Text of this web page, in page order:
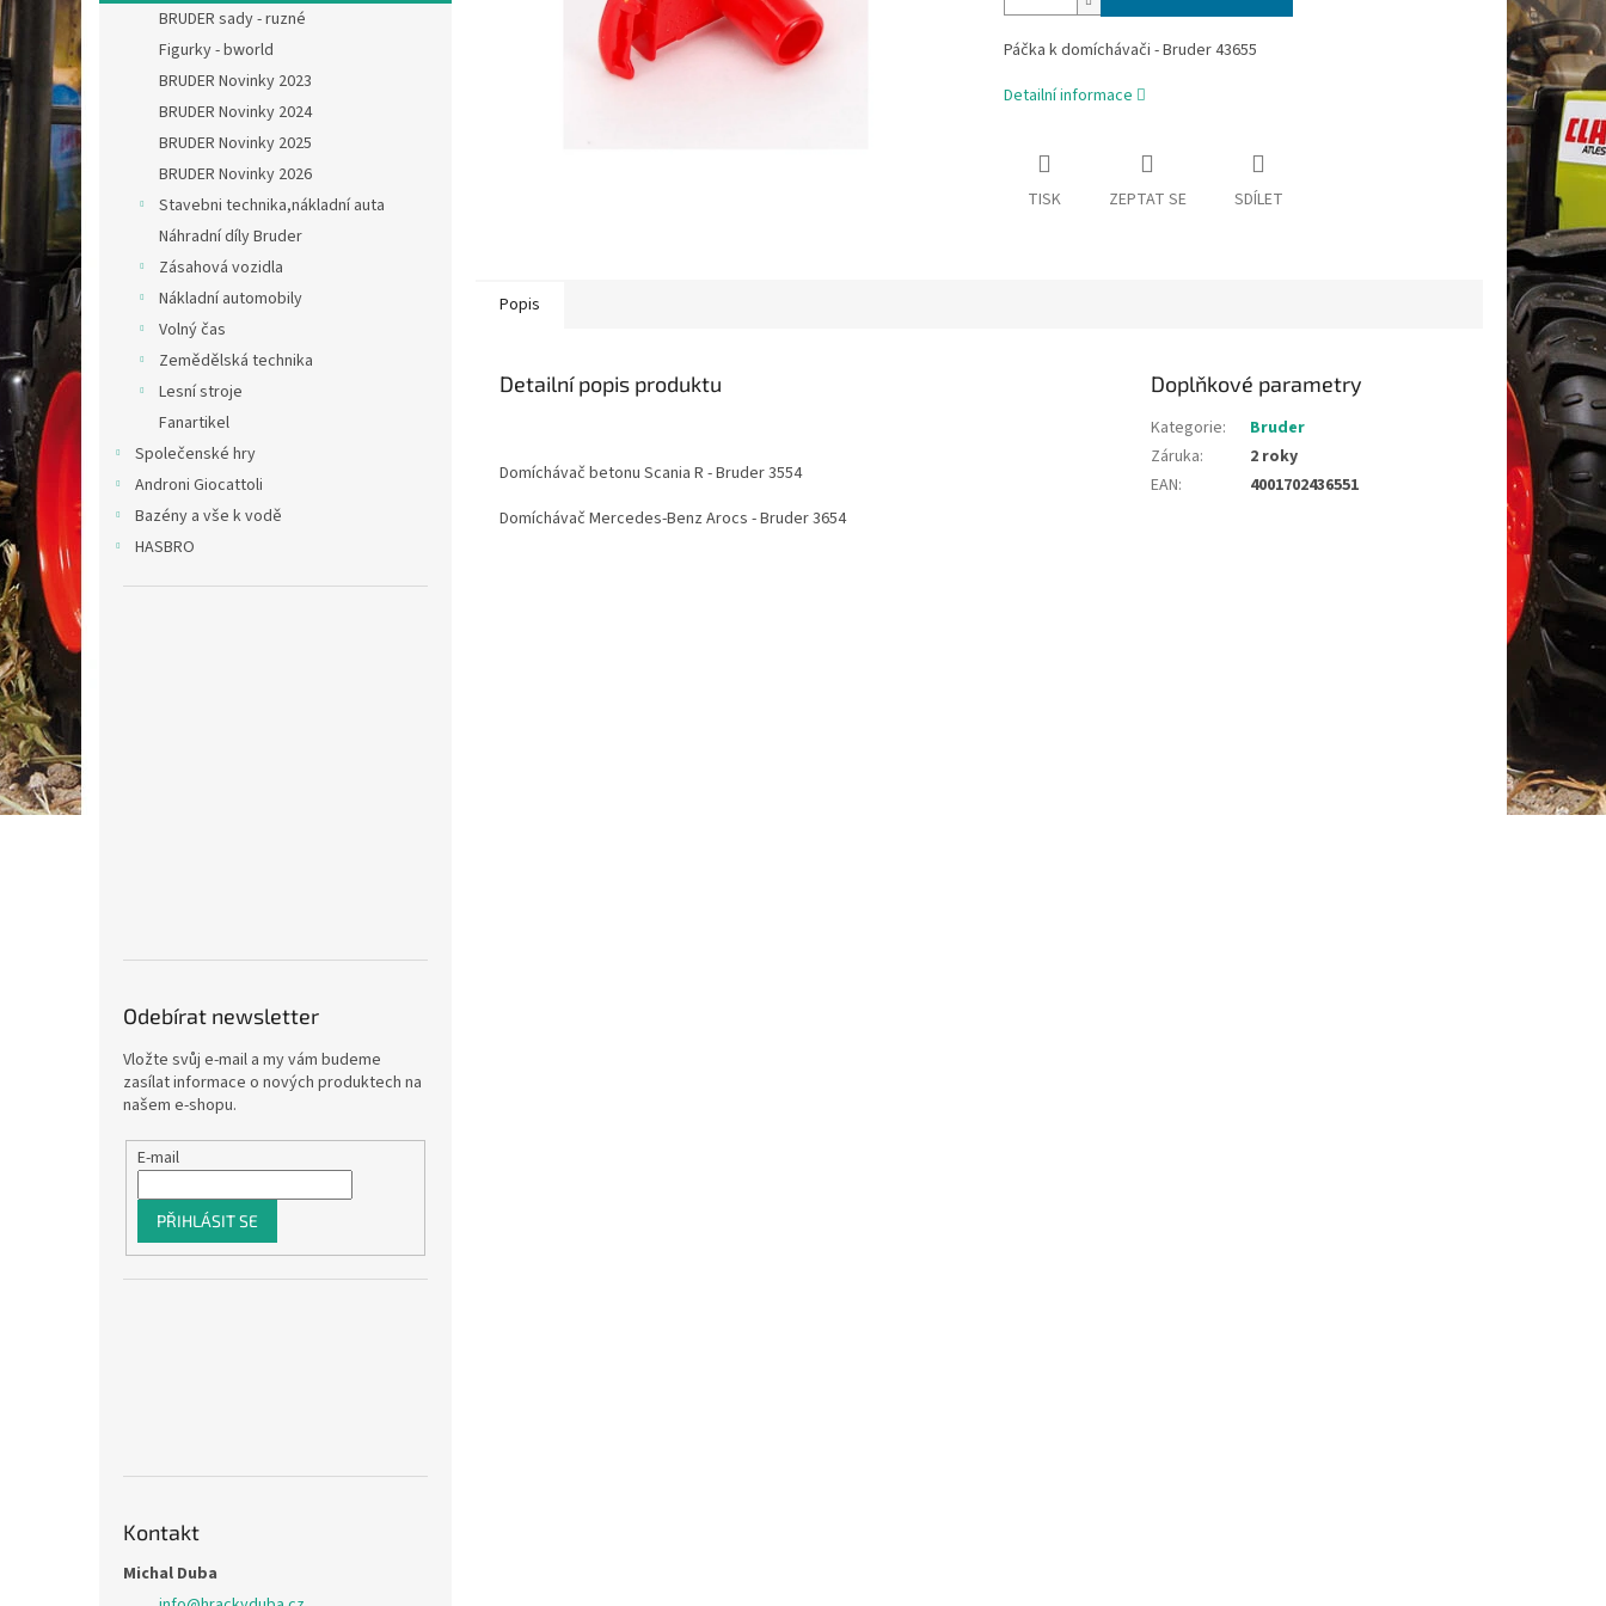
n
BRUDER sady - ruzné
Figurky - bworld
BRUDER Novinky 2023
BRUDER Novinky 2024
BRUDER Novinky 2025
BRUDER Novinky 2026
Stavebni technika,nákladní auta
Náhradní díly Bruder
Zásahová vozidla
Nákladní automobily
Volný čas
Zemědělská technika
Lesní stroje
Fanartikel
Společenské hry
Androni Giocattoli
Bazény a vše k vodě
HASBRO
Odebírat newsletter
Vložte svůj e-mail a my vám budeme
zasílat informace o nových produktech na
našem e-shopu.
E-mail
PŘIHLÁSIT SE
Kontakt
Michal Duba
Páčka k domíchávači - Bruder 43655
Detailní informace
TISK ZEPTAT SE SDÍLET
Popis
Detailní popis produktu
Domíchávač betonu Scania R - Bruder 3554
Domíchávač Mercedes-Benz Arocs - Bruder 3654
Doplňkové parametry
Kategorie:
Bruder
Záruka:
2 roky
EAN: 4001702436551